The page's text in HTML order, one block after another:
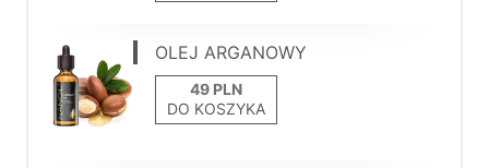
OLEJ ARGANOWY
DO KOSZYKA